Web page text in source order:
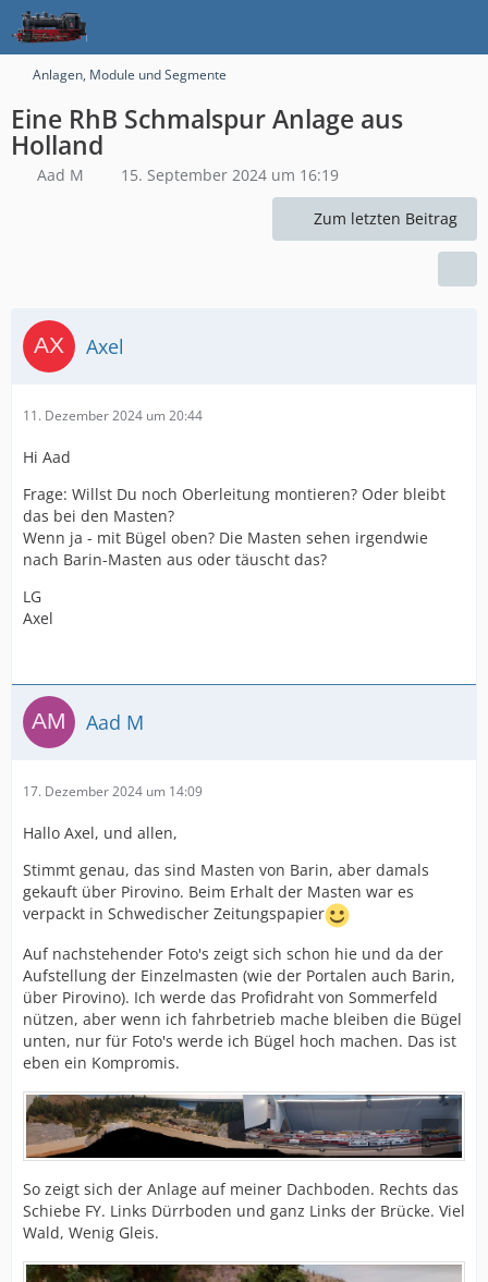
Anlagen, Module und Segmente
Eine RhB Schmalspur Anlage aus
Holland
Aad M 15. September 2024 um 16:19
Zum letzten Beitrag
Axel
11. Dezember 2024 um 20:44
Hi Aad
Frage: Willst Du noch Oberleitung montieren? Oder bleibt
das bei den Masten?
Wenn ja - mit Bügel oben? Die Masten sehen irgendwie
nach Barin-Masten aus oder täuscht das?
LG
Axel
Aad M
17. Dezember 2024 um 14:09
Hallo Axel, und allen,
Stimmt genau, das sind Masten von Barin, aber damals
gekauft über Pirovino. Beim Erhalt der Masten war es
verpackt in Schwedischer Zeitungspapier
Auf nachstehender Foto's zeigt sich schon hie und da der
Aufstellung der Einzelmasten (wie der Portalen auch Barin,
über Pirovino). Ich werde das Profidraht von Sommerfeld
nützen, aber wenn ich fahrbetrieb mache bleiben die Bügel
unten, nur für Foto's werde ich Bügel hoch machen. Das ist
eben ein Kompromis.
So zeigt sich der Anlage auf meiner Dachboden. Rechts das
Schiebe FY. Links Dürrboden und ganz Links der Brücke. Viel
Wald, Wenig Gleis.